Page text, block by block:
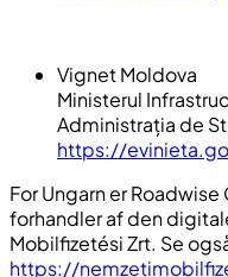
Vignet Moldova
Ministerul
Administrația de
https://
For Ungarn er
forhandler af den
Mobilfizetési Zrt. Se
https://